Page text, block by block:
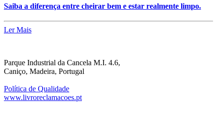
Saiba a diferença entre cheirar bem e estar realmente limpo.
Ler Mais
Parque Industrial da Cancela M.I. 4.6,
Caniço, Madeira, Portugal
Política de Qualidade
www.livroreclamacoes.pt